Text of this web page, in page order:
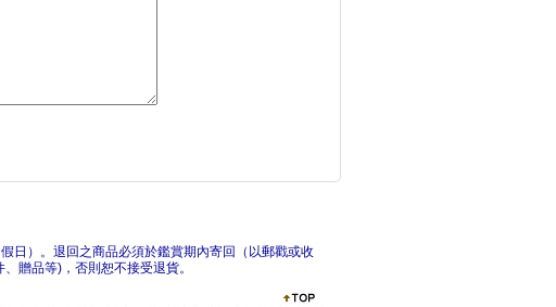
日）。退回之商品必須於鑑賞期內寄回（以郵戳或收
贈品等)，否則恕不接受退貨。